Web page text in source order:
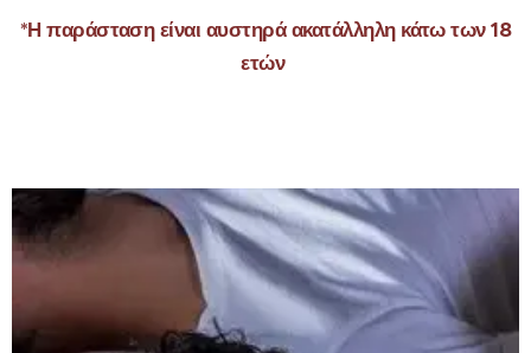
*Η παράσταση είναι αυστηρά ακατάλληλη κάτω των 18
ετών